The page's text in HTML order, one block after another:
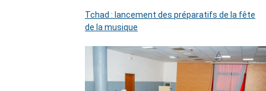
Tchad : lancement des préparatifs de la fête
de la musique